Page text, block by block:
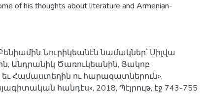
of his thoughts about literature and Armenian-
Նուրիկեանէն նամակներ՝ Սիլվա
Անդրանիկ Ծառուկեանին, Յակոբ
Համաստեղին ու հարազատներուն»,
հանդէս», 2018, Պէյրութ, էջ 743-755